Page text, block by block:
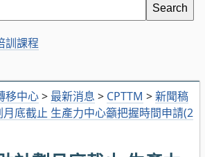
移中心> 最新消息 > CPTTM >新聞稿
底截止 生產力中心籲把握時間申請(2
訓課程